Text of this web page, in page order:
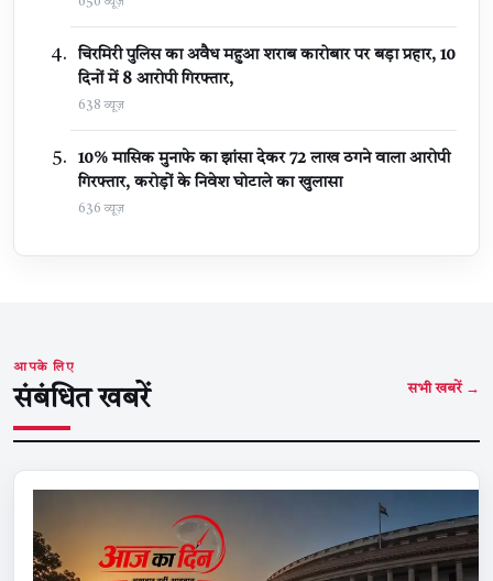
650 व्यूज़
चिरमिरी पुलिस का अवैध महुआ शराब कारोबार पर बड़ा प्रहार, 10
दिनों में 8 आरोपी गिरफ्तार,
638 व्यूज़
10% मासिक मुनाफे का झांसा देकर 72 लाख ठगने वाला आरोपी
गिरफ्तार, करोड़ों के निवेश घोटाले का खुलासा
636 व्यूज़
आपके लिए
संबंधित खबरें सभी खबरें →